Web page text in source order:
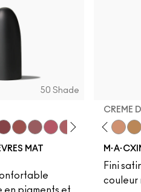
50 Shade
Twist
MAT
en pigments et
CREME
Fini
couleur